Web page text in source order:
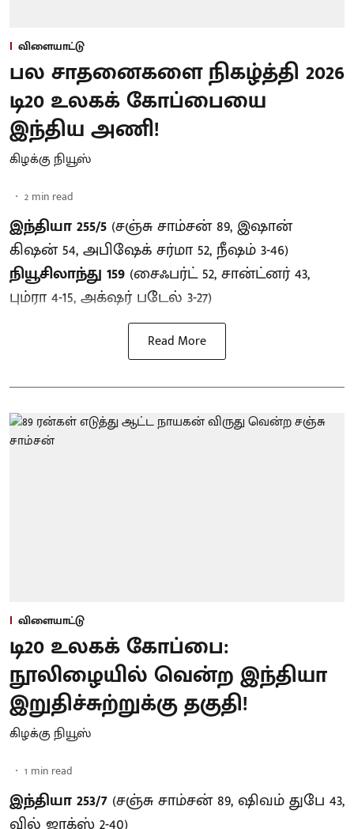
விளையாட்டு
பல சாதனைகளை நிகழ்த்தி 2026
டி20 உலகக் கோப்பையை
இந்திய அணி!
கிழக்கு நியூஸ்
2 min read
இந்தியா 255/5 (சஞ்சு சாம்சன் 89, இஷான்
கிஷன் 54, அபிஷேக் சர்மா 52, நீஷம் 3-46)
நியூசிலாந்து 159 (சைஃபர்ட் 52, சான்ட்னர் 43,
பும்ரா 4-15, அக்‌ஷர் படேல் 3-27)
Read More
விளையாட்டு
டி20 உலகக் கோப்பை:
நூலிழையில் வென்ற இந்தியா
இறுதிச்சுற்றுக்கு தகுதி!
கிழக்கு நியூஸ்
1 min read
இந்தியா 253/7 (சஞ்சு சாம்சன் 89, ஷிவம் துபே 43,